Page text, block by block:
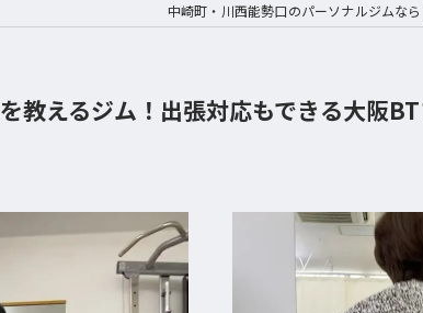
中崎町・川西能勢口のパーソナルジムな
教えるジム！出張対応もできる大阪